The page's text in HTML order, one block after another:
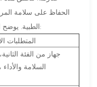
الحفاظ على سلامة
الطبية. يوضح الجدول أدناه القواعد الرئيسية لكل دولة:
المتطلبات
جهاز من الفئة
510(k)، السلامة والأداء